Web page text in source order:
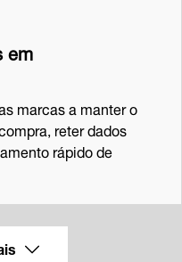
em
marcas a manter o
reter dados
rápido de